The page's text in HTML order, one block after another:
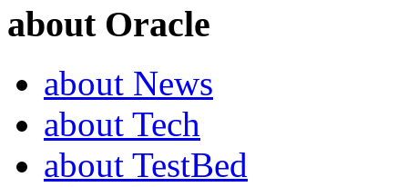
about Oracle
about News
about Tech
about TestBed